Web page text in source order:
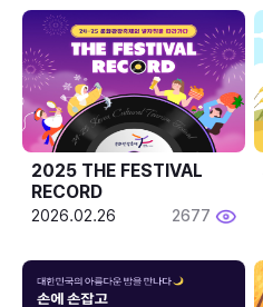
2025 THE FESTIVAL
RECORD
2026.02.26 2677